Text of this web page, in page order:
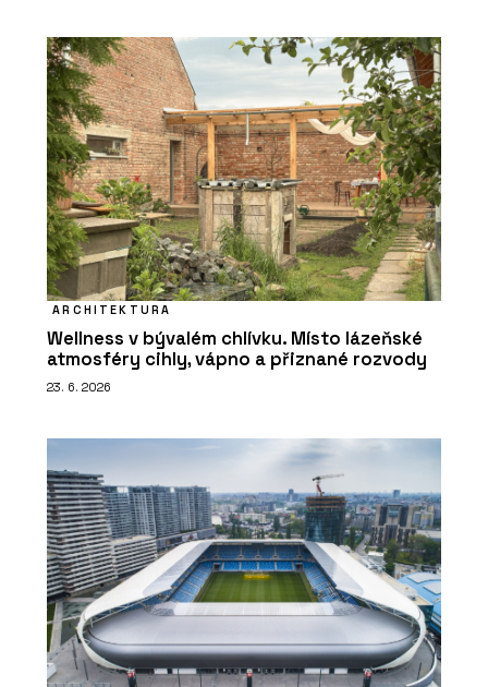
ARCHITEKTURA
Wellness v bývalém chlívku. Místo lázeňské
atmosféry cihly, vápno a přiznané rozvody
23. 6. 2026